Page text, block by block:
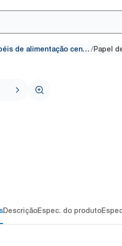
Papéis de alimentação central /
DescriçãoEspec. do produto